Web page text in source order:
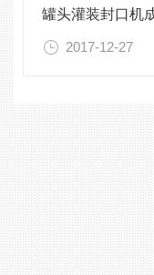
2017-12-27